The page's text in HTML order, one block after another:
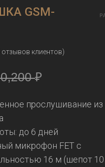
GSM-
отзывов клиентов)
₽
прослушивание
до 6 дней
микрофон FET с
16 м (шепот